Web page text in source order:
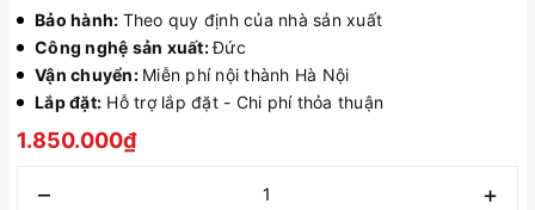
Bảo hành: Theo quy định của nhà sản xuất
Công nghệ sản xuất:Đức
Vận chuyển: Miễn phí nội thành Hà Nội
Lắp đặt: Hỗ trợ lắp đặt - Chi phí thỏa thuận
1.850.000₫
– +